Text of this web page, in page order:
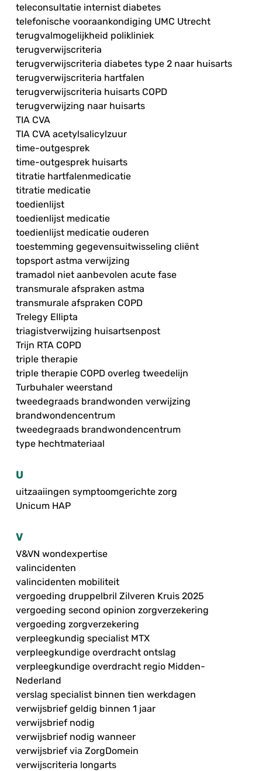
teleconsultatie internist diabetes
telefonische vooraankondiging UMC Utrecht
terugvalmogelijkheid polikliniek
terugverwijscriteria
terugverwijscriteria diabetes type 2 naar huisarts
terugverwijscriteria hartfalen
terugverwijscriteria huisarts COPD
terugverwijzing naar huisarts
TIA CVA
TIA CVA acetylsalicylzuur
time-outgesprek
time-outgesprek huisarts
titratie hartfalenmedicatie
titratie medicatie
toedienlijst
toedienlijst medicatie
toedienlijst medicatie ouderen
toestemming gegevensuitwisseling cliënt
topsport astma verwijzing
tramadol niet aanbevolen acute fase
transmurale afspraken astma
transmurale afspraken COPD
Trelegy Ellipta
triagistverwijzing huisartsenpost
Trijn RTA COPD
triple therapie
triple therapie COPD overleg tweedelijn
Turbuhaler weerstand
tweedegraads brandwonden verwijzing
brandwondencentrum
tweedegraads brandwondencentrum
type hechtmateriaal
U
uitzaaiingen symptoomgerichte zorg
Unicum HAP
V
V&VN wondexpertise
valincidenten
valincidenten mobiliteit
vergoeding druppelbril Zilveren Kruis 2025
vergoeding second opinion zorgverzekering
vergoeding zorgverzekering
verpleegkundig specialist MTX
verpleegkundige overdracht ontslag
verpleegkundige overdracht regio Midden-
Nederland
verslag specialist binnen tien werkdagen
verwijsbrief geldig binnen 1 jaar
verwijsbrief nodig
verwijsbrief nodig wanneer
verwijsbrief via ZorgDomein
verwijscriteria longarts